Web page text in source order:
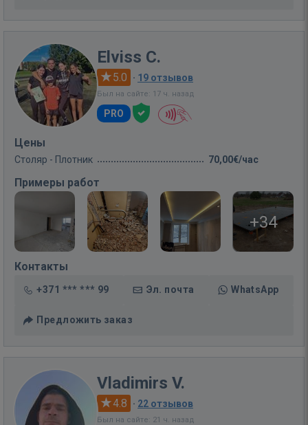
Elviss C.
5.0 · 19 отзывов
Был на сайте: 17 ч. назад
PRO
Цены
Столяр - Плотник 70,00€/час
Примеры работ
+34
Контакты
+371 *** *** 99 Эл. почта WhatsApp
Предложить заказ
Vladimirs V.
4.8 · 22 отзывов
Был на сайте: 21 ч. назад